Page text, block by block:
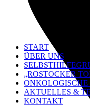
START
ÜBER UNS
„ROSTOCKER
AKTUELLES &
KONTAKT